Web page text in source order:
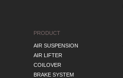
PRODUCT
AIR SUSPENSION
AIR LIFTER
COILOVER
BRAKE SYSTEM